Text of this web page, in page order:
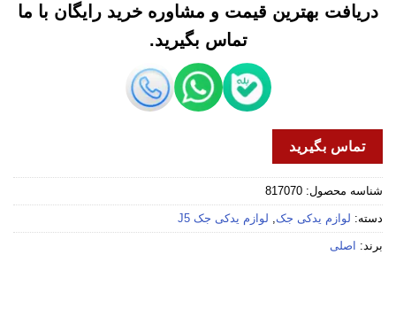
دریافت بهترین قیمت و مشاوره خرید رایگان با ما
تماس بگیرید.
تماس بگیرید
شناسه محصول: 817070
دسته: لوازم یدکی جک, لوازم یدکی جک J5
برند: اصلی